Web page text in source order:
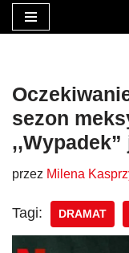
treści
sezon
przez Milena
Tagi: DRAMAT